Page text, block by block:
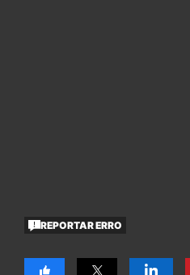
REPORTAR ERRO